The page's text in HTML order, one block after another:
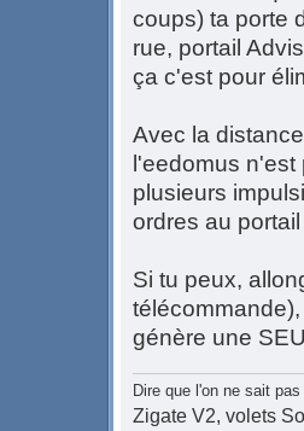
coups) ta porte
rue, portail
ça c'est pour
Avec la
l'eedomus n'est
plusieurs
ordres au
Si tu peux,
génère une
Dire que l'on ne sait
Zigate V2, volets